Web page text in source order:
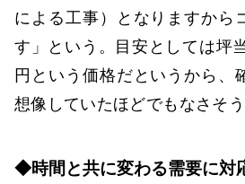
による工事）となりますから
す」という。目安としては坪
円という価格だというから、
想像していたほどでもなさそう
◆時間と共に変わる需要に対